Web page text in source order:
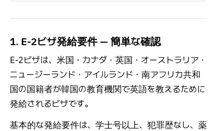
1. E-2ビザ発給要件 — 簡単な確認
E-2ビザは、米国・カナダ・英国・オーストラリア・
ニュージーランド・アイルランド・南アフリカ共和
国の国籍者が韓国の教育機関で英語を教えるために
発給されるビザです。
基本的な発給要件は、学士号以上、犯罪歴なし、薬